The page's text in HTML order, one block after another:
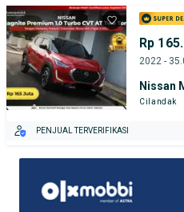
PENJUAL TERVERIFIKASI
Rp
2022 -
Nissan
Cilandak
PENJUAL TERVERIFIKASI